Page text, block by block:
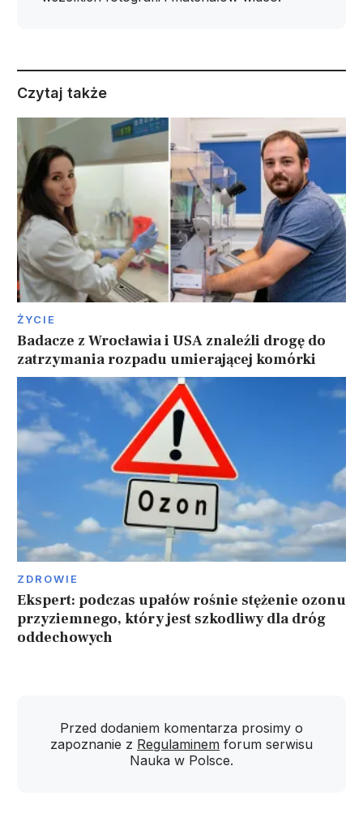
Czytaj także
ŻYCIE
Badacze z Wrocławia i USA znaleźli drogę do
zatrzymania rozpadu umierającej komórki
ZDROWIE
Ekspert: podczas upałów rośnie stężenie ozonu
przyziemnego, który jest szkodliwy dla dróg
oddechowych
Przed dodaniem komentarza prosimy o
zapoznanie z Regulaminem forum serwisu
Nauka w Polsce.